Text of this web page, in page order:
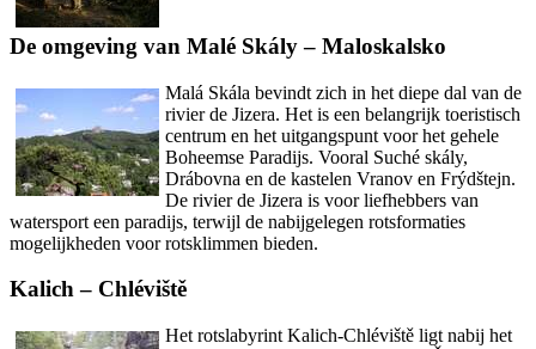
De omgeving van Malé Skály – Maloskalsko
Malá Skála bevindt zich in het diepe dal van de
rivier de Jizera. Het is een belangrijk toeristisch
centrum en het uitgangspunt voor het gehele
Boheemse Paradijs. Vooral Suché skály,
Drábovna en de kastelen Vranov en Frýdštejn.
De rivier de Jizera is voor liefhebbers van
watersport een paradijs, terwijl de nabijgelegen rotsformaties
mogelijkheden voor rotsklimmen bieden.
Kalich – Chléviště
Het rotslabyrint Kalich-Chléviště ligt nabij het